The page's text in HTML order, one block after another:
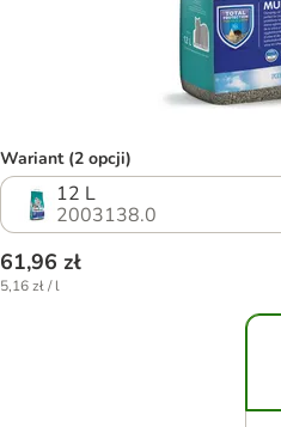
Wariant (2 opcji)
12 L
2003138.0
61,96 zł
5,16 zł / l